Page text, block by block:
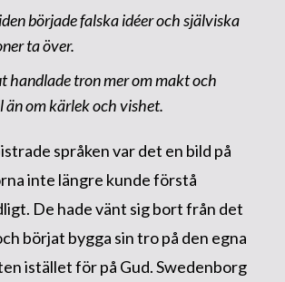
började falska idéer och själviska
ta över.
handlade tron mer om makt och
om kärlek och vishet.
språken var det en bild på
inte längre kunde förstå
De hade vänt sig bort från det
börjat bygga sin tro på den egna
istället för på Gud. Swedenborg